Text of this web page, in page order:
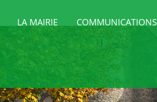
LA MAIRIE COMMUNICATIONS